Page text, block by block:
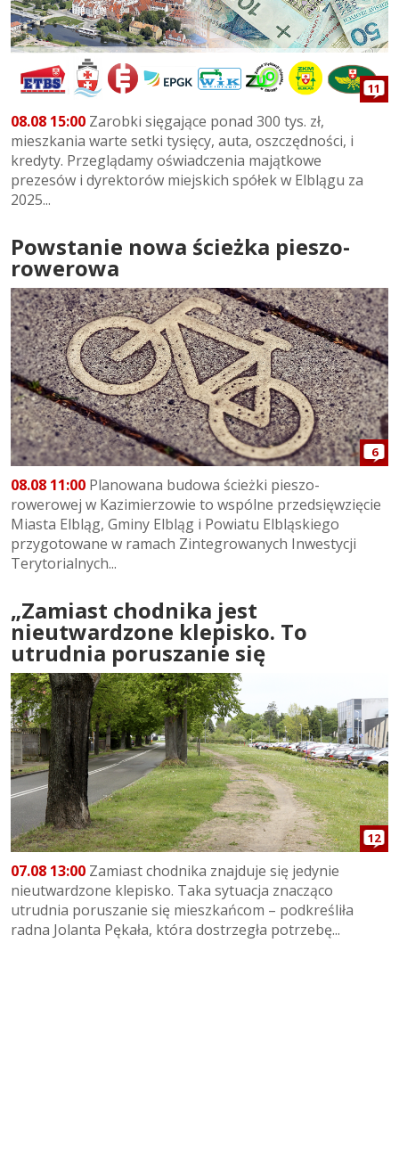
11
08.08 15:00 Zarobki sięgające ponad 300 tys. zł,
mieszkania warte setki tysięcy, auta, oszczędności, i
kredyty. Przeglądamy oświadczenia majątkowe
prezesów i dyrektorów miejskich spółek w Elblągu za
2025...
Powstanie nowa ścieżka pieszo-
rowerowa
6
08.08 11:00 Planowana budowa ścieżki pieszo-
rowerowej w Kazimierzowie to wspólne przedsięwzięcie
Miasta Elbląg, Gminy Elbląg i Powiatu Elbląskiego
przygotowane w ramach Zintegrowanych Inwestycji
Terytorialnych...
„Zamiast chodnika jest
nieutwardzone klepisko. To
utrudnia poruszanie się
12
07.08 13:00 Zamiast chodnika znajduje się jedynie
nieutwardzone klepisko. Taka sytuacja znacząco
utrudnia poruszanie się mieszkańcom – podkreśliła
radna Jolanta Pękała, która dostrzegła potrzebę...